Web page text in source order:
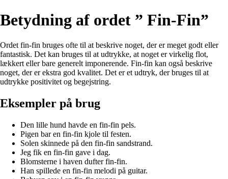
Betydning af ordet ” Fin-Fin”
Ordet fin-fin bruges ofte til at beskrive noget, der er meget godt eller
fantastisk. Det kan bruges til at udtrykke, at noget er virkelig flot,
lækkert eller bare generelt imponerende. Fin-fin kan også beskrive
noget, der er ekstra god kvalitet. Det er et udtryk, der bruges til at
udtrykke positivitet og begejstring.
Eksempler på brug
Den lille hund havde en fin-fin pels.
Pigen bar en fin-fin kjole til festen.
Solen skinnede på den fin-fin sandstrand.
Jeg fik en fin-fin gave i dag.
Blomsterne i haven dufter fin-fin.
Han spillede en fin-fin melodi på guitar.